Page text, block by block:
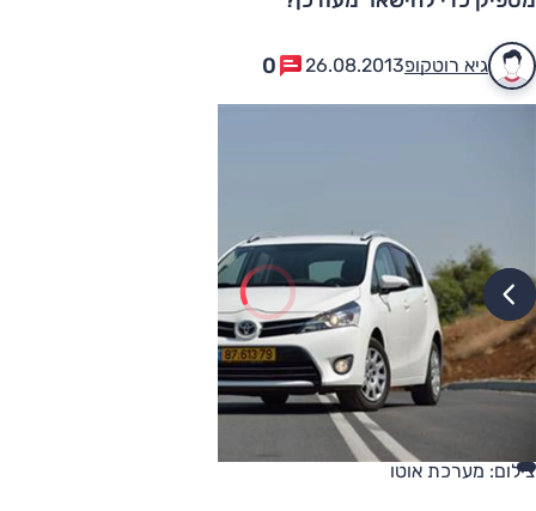
גיא רוטקופ26.08.2013
0
צילום: מערכת אוטו